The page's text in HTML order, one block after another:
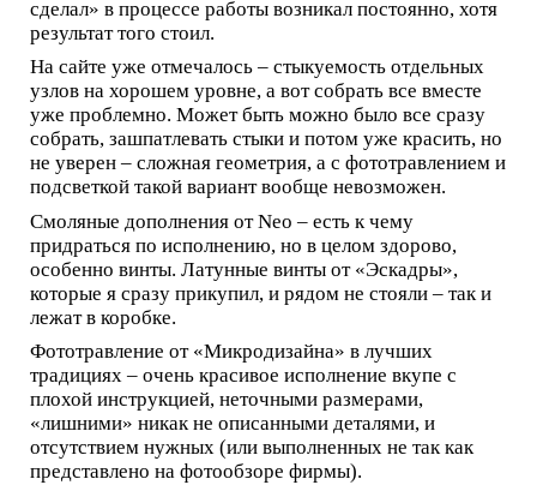
сделал» в процессе работы возникал постоянно, хотя
результат того стоил.
На сайте уже отмечалось – стыкуемость отдельных
узлов на хорошем уровне, а вот собрать все вместе
уже проблемно. Может быть можно было все сразу
собрать, зашпатлевать стыки и потом уже красить, но
не уверен – сложная геометрия, а с фототравлением и
подсветкой такой вариант вообще невозможен.
Смоляные дополнения от Neo – есть к чему
придраться по исполнению, но в целом здорово,
особенно винты. Латунные винты от «Эскадры»,
которые я сразу прикупил, и рядом не стояли – так и
лежат в коробке.
Фототравление от «Микродизайна» в лучших
традициях – очень красивое исполнение вкупе с
плохой инструкцией, неточными размерами,
«лишними» никак не описанными деталями, и
отсутствием нужных (или выполненных не так как
представлено на фотообзоре фирмы).